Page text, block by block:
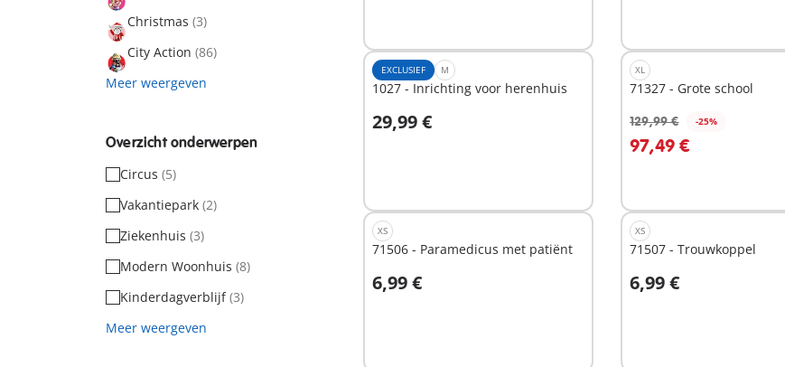
Christmas (3)
City Action (86)
Meer weergeven
Overzicht onderwerpen
Circus (5)
Vakantiepark (2)
Ziekenhuis (3)
Modern Woonhuis (8)
Kinderdagverblijf(3)
Meer weergeven
EXCLUSIEF M
1027 - Inrichting voor herenhuis
29,99 €
In winkelwagen
XL
71327 - Grote school
129,99 € -25%
97,49 €
XS
71506 - Paramedicus met patiënt
6,99 €
In winkelwagen
XS
71507 - Trouwkoppel
6,99 €
In winkelwagen